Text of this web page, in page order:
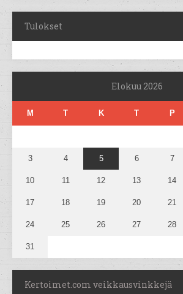
Tulokset
Elokuu 2026
M T K T P
3 4 5 6 7
10 11 12 13 14
17 18 19 20 21
24 25 26 27 28
31
Kertoimet.com veikkausvinkkejä